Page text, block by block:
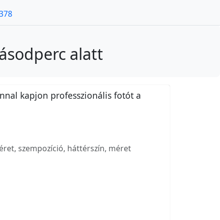
alatt
kapjon professzionális fotót a
szempozíció, háttérszín, méret